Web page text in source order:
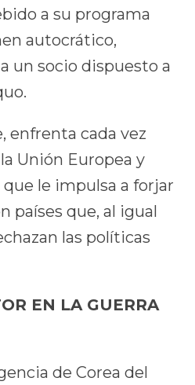
a su programa
autocrático,
un socio dispuesto a
enfrenta cada vez
Unión Europea y
que le impulsa a forjar
países que, al igual
las políticas
EN LA GUERRA
de Corea del